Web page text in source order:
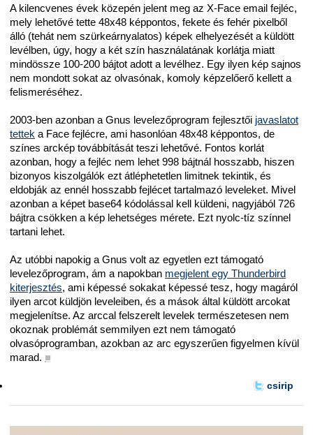
A kilencvenes évek közepén jelent meg az X-Face email fejléc,
mely lehetővé tette 48x48 képpontos, fekete és fehér pixelből
álló (tehát nem szürkeárnyalatos) képek elhelyezését a küldött
levélben, úgy, hogy a két szín használatának korlátja miatt
mindössze 100-200 bájtot adott a levélhez. Egy ilyen kép sajnos
nem mondott sokat az olvasónak, komoly képzelőerő kellett a
felismeréséhez.
2003-ben azonban a Gnus levelezőprogram fejlesztői javaslatot
tettek a Face fejlécre, ami hasonlóan 48x48 képpontos, de
színes arckép továbbítását teszi lehetővé. Fontos korlát
azonban, hogy a fejléc nem lehet 998 bájtnál hosszabb, hiszen
bizonyos kiszolgálók ezt átléphetetlen limitnek tekintik, és
eldobják az ennél hosszabb fejlécet tartalmazó leveleket. Mivel
azonban a képet base64 kódolással kell küldeni, nagyjából 726
bájtra csökken a kép lehetséges mérete. Ezt nyolc-tíz színnel
tartani lehet.
Az utóbbi napokig a Gnus volt az egyetlen ezt támogató
levelezőprogram, ám a napokban megjelent egy Thunderbird
kiterjesztés, ami képessé sokakat képessé tesz, hogy magáról
ilyen arcot küldjön leveleiben, és a mások által küldött arcokat
megjelenítse. Az arccal felszerelt levelek természetesen nem
okoznak problémát semmilyen ezt nem támogató
olvasóprogramban, azokban az arc egyszerűen figyelmen kívül
marad. ■
csirip